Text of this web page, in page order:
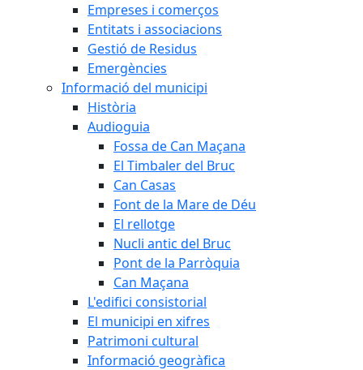
Empreses i comerços
Entitats i associacions
Gestió de Residus
Emergències
Informació del municipi
Història
Audioguia
Fossa de Can Maçana
El Timbaler del Bruc
Can Casas
Font de la Mare de Déu
El rellotge
Nucli antic del Bruc
Pont de la Parròquia
Can Maçana
L'edifici consistorial
El municipi en xifres
Patrimoni cultural
Informació geogràfica